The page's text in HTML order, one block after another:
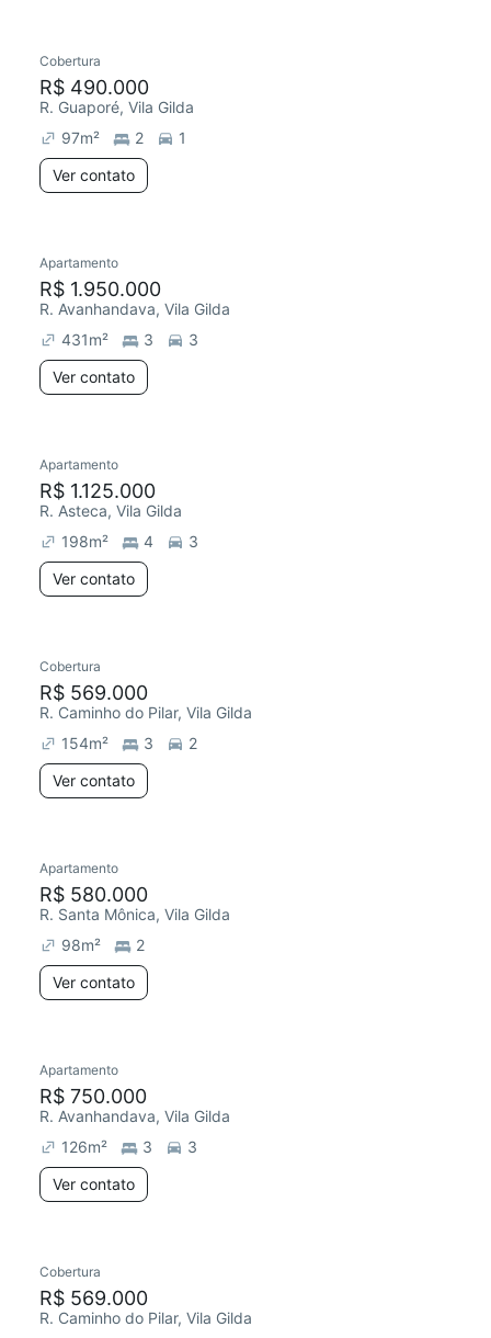
Redecorar
Cobertura
R$ 490.000
R. Guaporé, Vila Gilda
97m² 2
1
Ver contato
Redecorar
Apartamento
R$ 1.950.000
R. Avanhandava, Vila Gilda
431m² 3
3
Ver contato
Redecorar
Apartamento
R$ 1.125.000
R. Asteca, Vila Gilda
198m² 4
3
Ver contato
Redecorar
Cobertura
R$ 569.000
R. Caminho do Pilar, Vila Gilda
154m² 3
2
Ver contato
Redecorar
Apartamento
R$ 580.000
R. Santa Mônica, Vila Gilda
98m²
2
Ver contato
Redecorar
Apartamento
R$ 750.000
R. Avanhandava, Vila Gilda
126m² 3
3
Ver contato
Redecorar
Cobertura
R$ 569.000
R. Caminho do Pilar, Vila Gilda